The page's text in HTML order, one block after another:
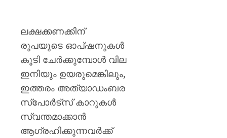
ലക്ഷക്കണക്കിന്
രൂപയുടെ ഓപ്ഷനുകൾ
കൂടി ചേർക്കുമ്പോൾ വില
ഇനിയും ഉയരുമെങ്കിലും,
ഇത്തരം അത്യാഡംബര
സ്പോർട്സ് കാറുകൾ
സ്വന്തമാക്കാൻ
ആഗ്രഹിക്കുന്നവർക്ക്